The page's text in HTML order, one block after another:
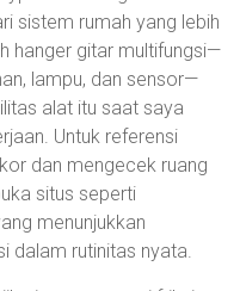
sistem rumah yang lebih
hanger gitar multifungsi—
lampu, dan sensor—
alat itu saat saya
Untuk referensi
dan mengecek ruang
situs seperti
menunjukkan
dalam rutinitas nyata.